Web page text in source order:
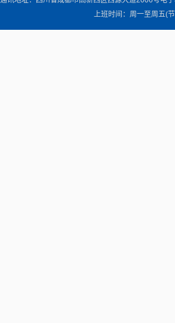
上班时间：周一至周五(